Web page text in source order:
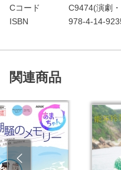
Cコード
C9474(演劇
ISBN
978-4-14-
関連商品